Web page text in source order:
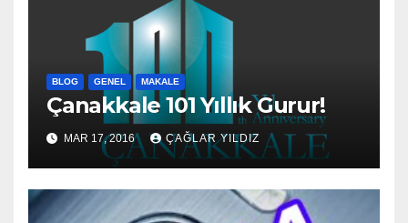
BLOG GENEL MAKALE
Çanakkale 101 Yıllık Gurur!
MAR 17, 2016 ÇAĞLAR YILDIZ